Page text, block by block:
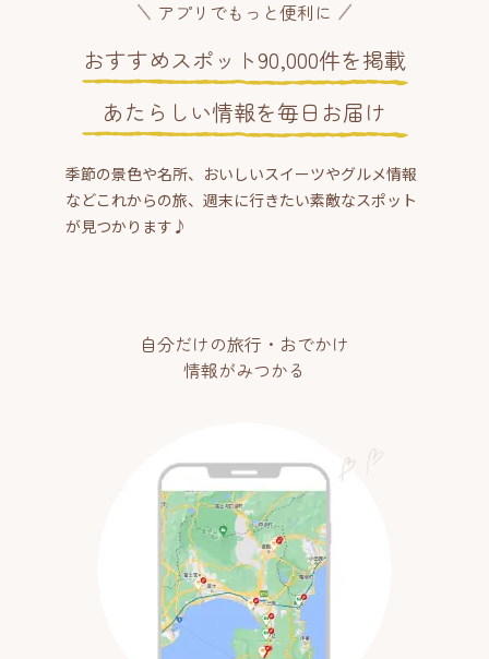
アプリでもっと便利に
おすすめスポット90,000件を掲載
あたらしい情報を毎日お届け
季節の景色や名所、おいしいスイーツやグルメ情報
などこれからの旅、週末に行きたい素敵なスポット
が見つかります♪
自分だけの旅行・おでかけ
情報がみつかる